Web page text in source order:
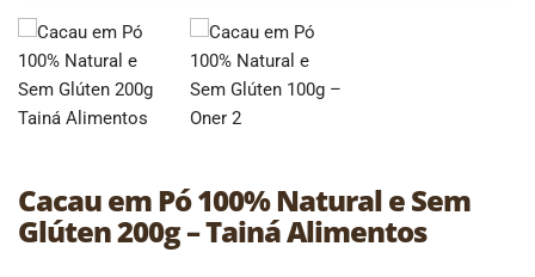
Cacau em Pó 100% Natural e Sem
Glúten 200g – Tainá Alimentos